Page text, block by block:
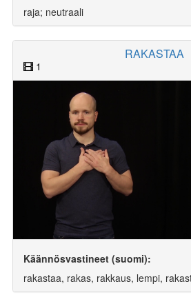
raja; neutraali
RAKASTAA
1
Käännösvastineet (suomi):
rakastaa, rakas, rakkaus, lempi,